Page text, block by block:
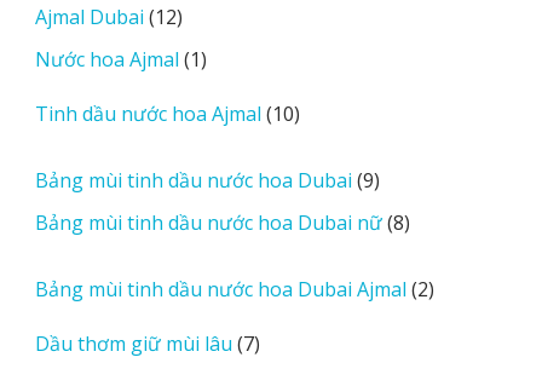
v
e
s
Ajmal Dubai 1212
sản
phẩm
Nước hoa Ajmal 11
phẩm
Tinh dầu nước hoa Ajmal 1010
phẩm
Bảng mùi tinh dầu nước hoa Dubai 99
sản
phẩm
Bảng mùi tinh dầu nước hoa Dubai nữ 88
phẩm
Bảng mùi tinh dầu nước hoa Dubai Ajmal 22
Dầu thơm giữ mùi lâu 77